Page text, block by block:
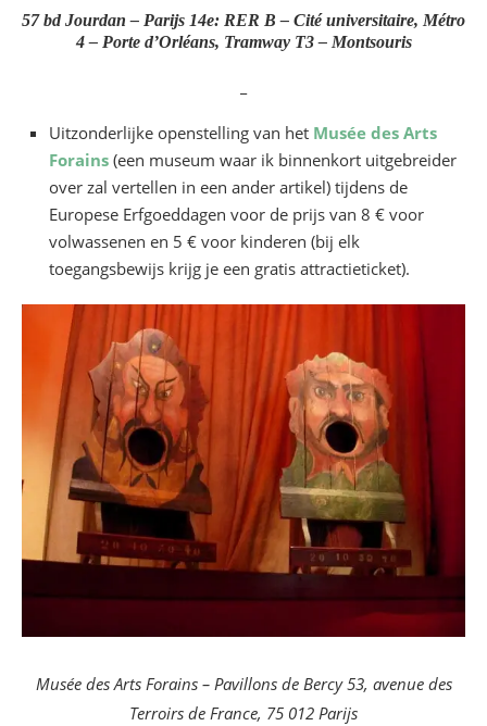
57 bd Jourdan – Parijs 14e: RER B – Cité universitaire, Métro
4 – Porte d’Orléans, Tramway T3 – Montsouris
Uitzonderlijke openstelling van het Musée des Arts
Forains (een museum waar ik binnenkort uitgebreider
over zal vertellen in een ander artikel) tijdens de
Europese Erfgoeddagen voor de prijs van 8 € voor
volwassenen en 5 € voor kinderen (bij elk
toegangsbewijs krijg je een gratis attractieticket).
Musée des Arts Forains – Pavillons de Bercy 53, avenue des
Terroirs de France, 75 012 Parijs